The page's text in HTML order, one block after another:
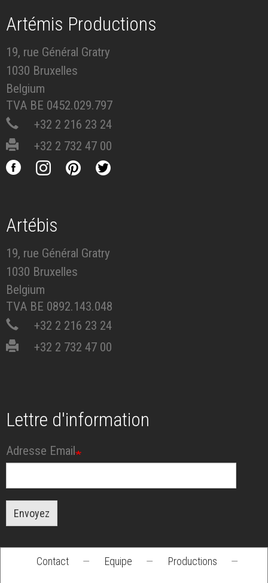
Artémis Productions
19, rue Général Gratry
1030 Bruxelles
Belgium
TVA BE 0452.029.797
+32 2 216 23 24
+32 2 732 47 00
Artébis
19, rue Général Gratry
1030 Bruxelles
Belgium
TVA BE 0892.143.048
+32 2 216 23 24
+32 2 732 47 00
Lettre d'information
Adresse Email
Envoyez
Contact — Equipe — Productions —